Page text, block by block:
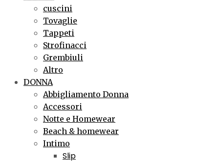
cuscini
Tovaglie
Tappeti
Strofinacci
Grembiuli
Altro
DONNA
Abbigliamento Donna
Accessori
Notte e Homewear
Beach & homewear
Intimo
Slip